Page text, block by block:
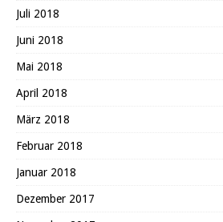
Juli 2018
Juni 2018
Mai 2018
April 2018
März 2018
Februar 2018
Januar 2018
Dezember 2017